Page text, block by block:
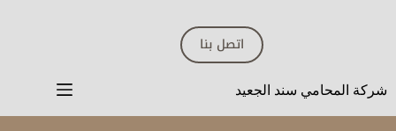
اتصل بنا
شركة المحامي سند الجعيد